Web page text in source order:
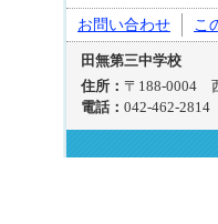
お問い合わせ こ
田無第三中学校
住所： 〒188-0004
電話： 042-462-2814